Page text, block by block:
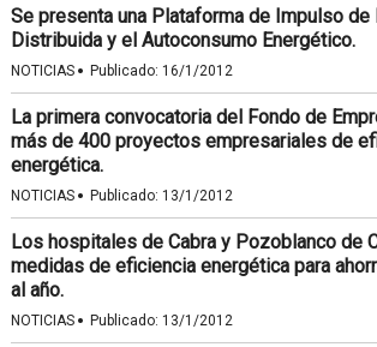
Se presenta una Plataforma de Impulso de
Distribuida y el Autoconsumo Energético.
NOTICIAS · Publicado: 16/1/2012
La primera convocatoria del Fondo de
más de 400 proyectos empresariales de
energética.
NOTICIAS · Publicado: 13/1/2012
Los hospitales de Cabra y Pozoblanco de
medidas de eficiencia energética para
al año.
NOTICIAS · Publicado: 13/1/2012